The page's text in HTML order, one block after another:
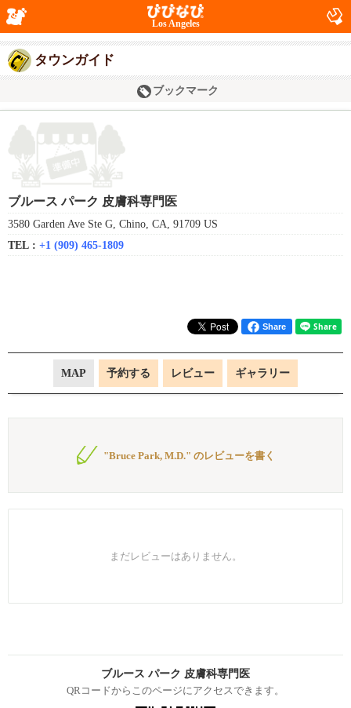
Los Angeles
タウンガイド
ブックマーク
ブルース パーク 皮膚科専門医
3580 Garden Ave Ste G, Chino, CA, 91709 US
TEL : +1 (909) 465-1809
Share
MAP 予約する レビュー ギャラリー
"Bruce Park, M.D." のレビューを書く
まだレビューはありません。
ブルース パーク 皮膚科専門医
QRコードからこのページにアクセスできます。